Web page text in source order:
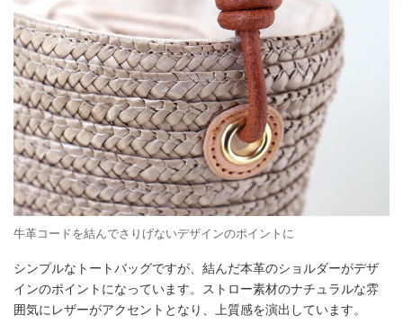
牛革コードを結んでさりげないデザインのポイントに
シンプルなトートバッグですが、結んだ本革のショルダーがデザ
インのポイントになっています。ストロー素材のナチュラルな雰
囲気にレザーがアクセントとなり、上質感を演出しています。